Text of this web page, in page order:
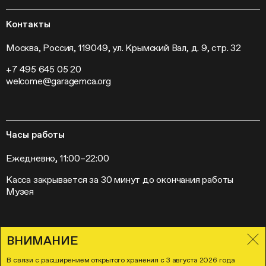
ВНИМАНИЕ
В связи с расширением открытого хранения с 3 августа 2026 года
Программа «Новые медиа»
Кинопрограмма
Выставки
Слет институций современного искусства
Новости
Пресса
Контакты
Контакты
Москва, Россия, 119049, ул. Крымский Вал, д. 9, стр. 32
+7 495 645 05 20
welcome@garagemca.org
Часы работы
Ежедневно, 11:00–22:00
Касса закрывается за 30 минут до окончания работы
Музея
Правила посещения Музея «Гараж»
Политика в отношении обработки и защиты персональных данных